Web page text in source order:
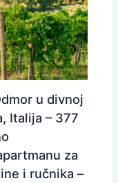
u divnoj
Italija – 377
za
i ručnika –